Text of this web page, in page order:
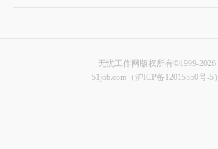
无忧工作网版权所有©1999-2026
51job.com（沪ICP备12015550号-5）